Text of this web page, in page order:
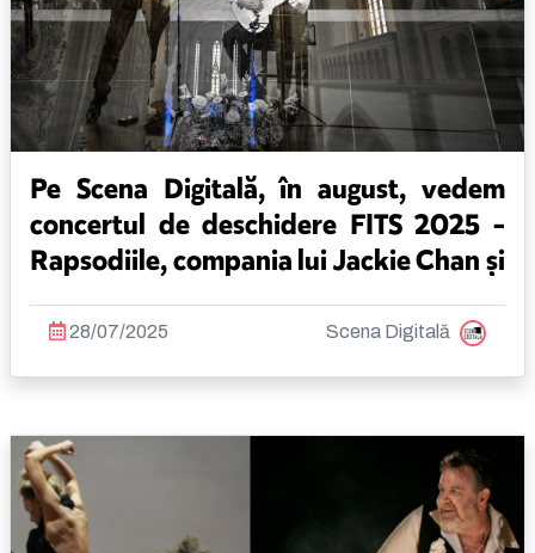
Pe Scena Digitală, în august, vedem
concertul de deschidere FITS 2025 -
Rapsodiile, compania lui Jackie Chan și
Ultima generație
28/07/2025 Scena Digitală